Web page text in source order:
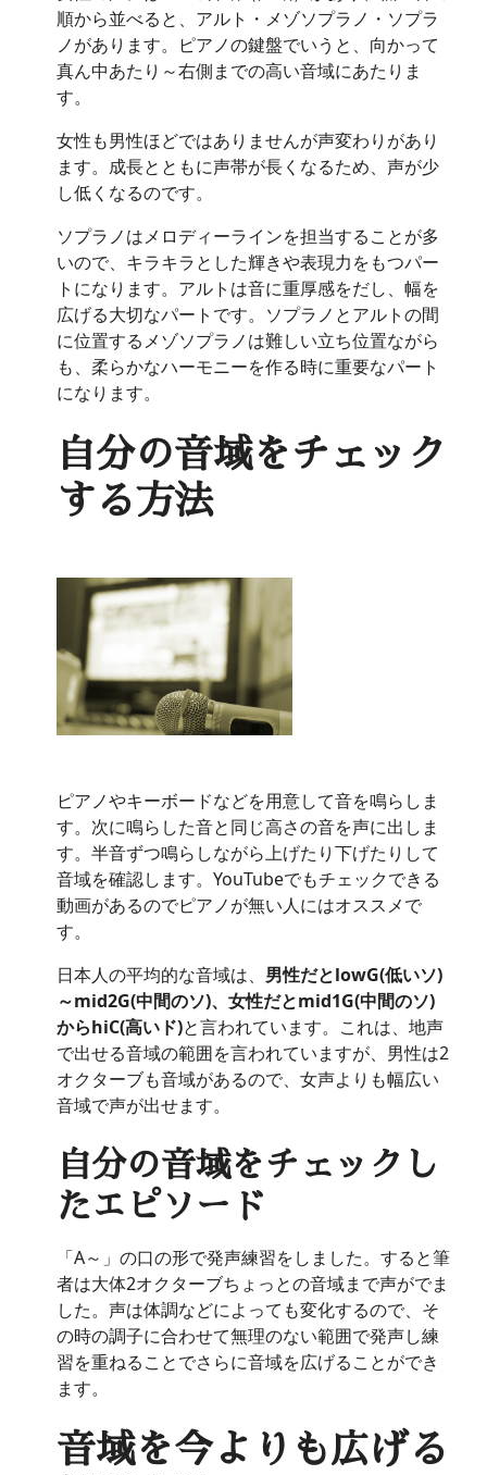
順から並べると、アルト・メゾソプラノ・ソプラ
ノがあります。ピアノの鍵盤でいうと、向かって
真ん中あたり～右側までの高い音域にあたりま
す。
女性も男性ほどではありませんが声変わりがあり
ます。成長とともに声帯が長くなるため、声が少
し低くなるのです。
ソプラノはメロディーラインを担当することが多
いので、キラキラとした輝きや表現力をもつパー
トになります。アルトは音に重厚感をだし、幅を
広げる大切なパートです。ソプラノとアルトの間
に位置するメゾソプラノは難しい立ち位置ながら
も、柔らかなハーモニーを作る時に重要なパート
になります。
自分の音域をチェック
する方法
ピアノやキーボードなどを用意して音を鳴らしま
す。次に鳴らした音と同じ高さの音を声に出しま
す。半音ずつ鳴らしながら上げたり下げたりして
音域を確認します。YouTubeでもチェックできる
動画があるのでピアノが無い人にはオススメで
す。
日本人の平均的な音域は、 男性だとlowG(低いソ)
～mid2G(中間のソ)、女性だとmid1G(中間のソ)
からhiC(高いド)と言われています。これは、地声
で出せる音域の範囲を言われていますが、男性は2
オクターブも音域があるので、女声よりも幅広い
音域で声が出せます。
自分の音域をチェックし
たエピソード
「A～」の口の形で発声練習をしました。すると筆
者は大体2オクターブちょっとの音域まで声がでま
した。声は体調などによっても変化するので、そ
の時の調子に合わせて無理のない範囲で発声し練
習を重ねることでさらに音域を広げることができ
ます。
音域を今よりも広げる